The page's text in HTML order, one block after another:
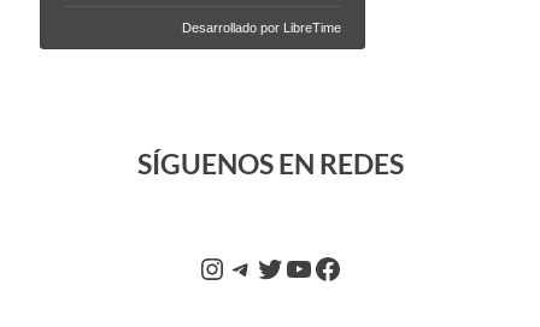
SÍGUENOS EN REDES